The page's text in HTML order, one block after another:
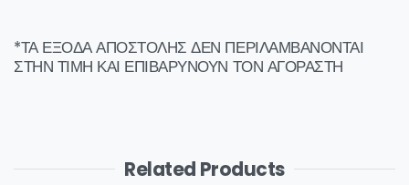
*ΤΑ ΕΞΟΔΑ ΑΠΟΣΤΟΛΗΣ ΔΕΝ ΠΕΡΙΛΑΜΒΑΝΟΝΤΑΙ
ΣΤΗΝ ΤΙΜΗ ΚΑΙ ΕΠΙΒΑΡΥΝΟΥΝ ΤΟΝ ΑΓΟΡΑΣΤΗ
Related Products